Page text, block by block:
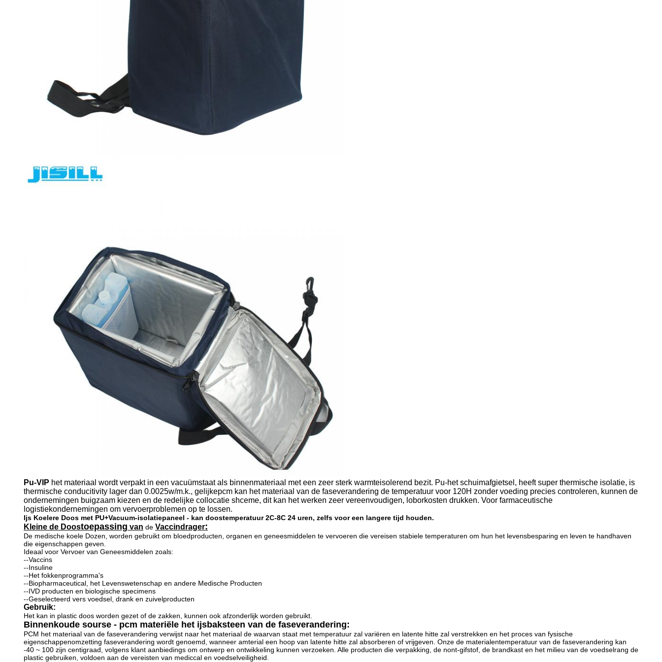
Pu-VIP het materiaal wordt verpakt in een vacuümstaat als binnenmateriaal met een zeer sterk warmteisolerend bezit. Pu-het schuimafgietsel, heeft super thermische isolatie, is
thermische conducitivity lager dan 0.0025w/m.k., gelijkepcm kan het materiaal van de faseverandering de temperatuur voor 120H zonder voeding precies controleren, kunnen de
ondernemingen buigzaam kiezen en de redelijke collocatie shceme, dit kan het werken zeer vereenvoudigen, loborkosten drukken. Voor farmaceutische
logistiekondernemingen om vervoerproblemen op te lossen.
Ijs Koelere Doos met PU+Vacuum-isolatiepaneel - kan doostemperatuur 2C-8C 24 uren, zelfs voor een langere tijd houden.
Kleine de Doostoepassing van de Vaccindrager:
De medische koele Dozen, worden gebruikt om bloedproducten, organen en geneesmiddelen te vervoeren die vereisen stabiele temperaturen om hun het levensbesparing en leven te handhaven
die eigenschappen geven.
Ideaal voor Vervoer van Geneesmiddelen zoals:
--Vaccins
--Insuline
--Het fokkenprogramma's
--Biopharmaceutical, het Levenswetenschap en andere Medische Producten
--IVD producten en biologische specimens
--Geselecteerd vers voedsel, drank en zuivelproducten
Gebruik:
Het kan in plastic doos worden gezet of de zakken, kunnen ook afzonderlijk worden gebruikt.
Binnenkoude sourse - pcm materiële het ijsbaksteen van de faseverandering:
PCM het materiaal van de faseverandering verwijst naar het materiaal de waarvan staat met temperatuur zal variëren en latente hitte zal verstrekken en het proces van fysische
eigenschappenomzetting faseverandering wordt genoemd, wanneer amterial een hoop van latente hitte zal absorberen of vrijgeven. Onze de materialentemperatuur van de faseverandering kan
-40 ~ 100 zijn centigraad, volgens klant aanbiedings om ontwerp en ontwikkeling kunnen verzoeken. Alle producten die verpakking, de nont-gifstof, de brandkast en het milieu van de voedselrang de
plastic gebruiken, voldoen aan de vereisten van mediccal en voedselveiligheid.